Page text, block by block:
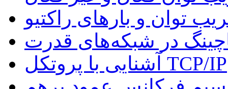
توان و بارهای راکتیو
در شبکه‌های قدرت
آشنایی با پروتکل TCP/IP